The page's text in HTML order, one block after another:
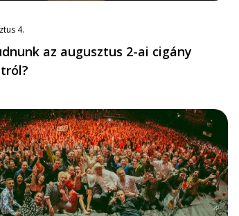
4.
az augusztus 2-ai cigány